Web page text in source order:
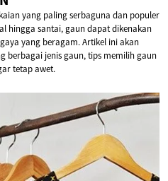
yang paling serbaguna dan populer
hingga santai, gaun dapat dikenakan
yang beragam. Artikel ini akan
berbagai jenis gaun, tips memilih gaun
tetap awet.